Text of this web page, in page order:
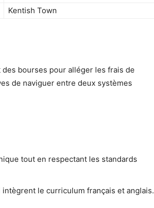
Kentish Town
bourses pour alléger les frais de
de naviguer entre deux systèmes
tout en respectant les standards
le curriculum français et anglais.